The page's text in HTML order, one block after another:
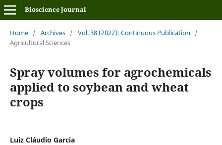
Bioscience Journal
Home / Archives / Vol. 38 (2022): Continuous Publication
/
Agricultural Sciences
Spray volumes for agrochemicals
applied to soybean and wheat
crops
Luiz Cláudio Garcia